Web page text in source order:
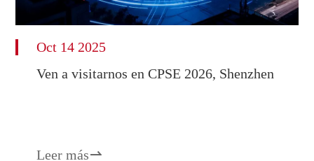
Oct 14 2025
Ven a visitarnos en CPSE 2026, Shenzhen
Leer más